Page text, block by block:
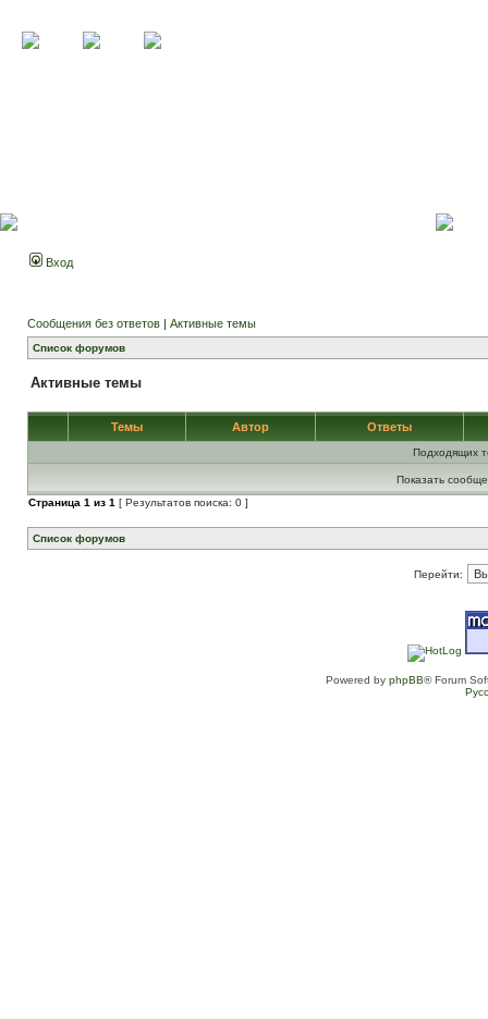
Вход
Сообщения без ответов | Активные темы
Список форумов
Активные темы
Темы Автор Ответы
Подходящих
Показать
Страница 1 из 1 [ Результатов поиска: 0 ]
Список форумов
Перейти:
Powered by phpBB® Forum